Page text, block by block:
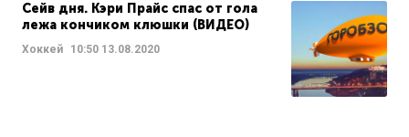
Сейв дня. Кэри Прайс спас от гола
лежа кончиком клюшки (ВИДЕО)
Хоккей 10:50 13.08.2020